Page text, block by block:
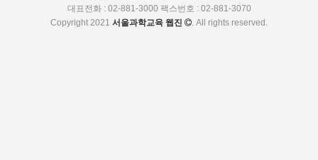
대표전화 : 02-881-3000 팩스번호 : 02-881-3070
Copyright 2021 서울과학교육 웹진 . All rights reserved.